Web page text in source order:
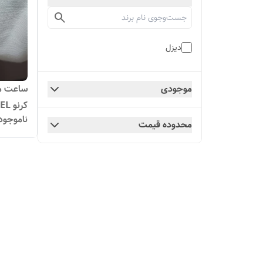
دیزل
موجودی
محدوده قیمت
ساعت
کرنو DIESEL